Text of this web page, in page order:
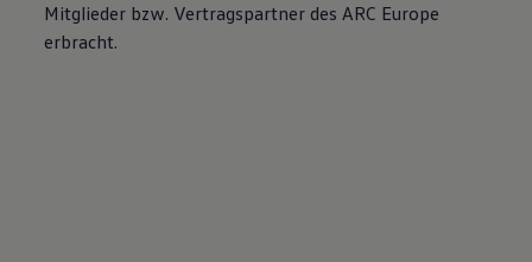
Mitglieder bzw. Vertragspartner des ARC Europe
erbracht.